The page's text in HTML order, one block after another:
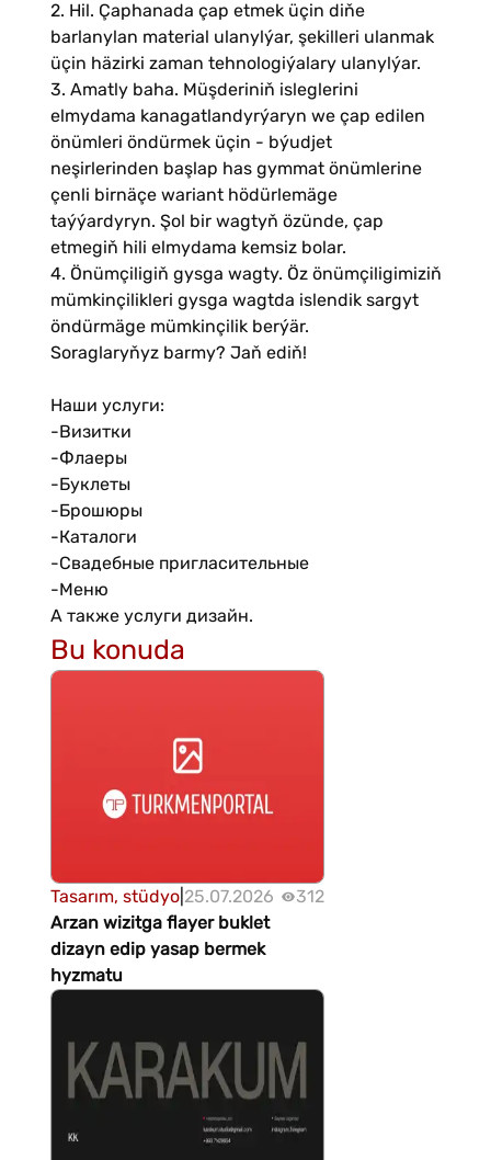
2. Hil. Çaphanada çap etmek üçin diňe
barlanylan material ulanylýar, şekilleri ulanmak
üçin häzirki zaman tehnologiýalary ulanylýar.
3. Amatly baha. Müşderiniň isleglerini
elmydama kanagatlandyrýaryn we çap edilen
önümleri öndürmek üçin - býudjet
neşirlerinden başlap has gymmat önümlerine
çenli birnäçe wariant hödürlemäge
taýýardyryn. Şol bir wagtyň özünde, çap
etmegiň hili elmydama kemsiz bolar.
4. Önümçiligiň gysga wagty. Öz önümçiligimiziň
mümkinçilikleri gysga wagtda islendik sargyt
öndürmäge mümkinçilik berýär.
Soraglaryňyz barmy? Jaň ediň!
Наши услуги:
-Визитки
-Флаеры
-Буклеты
-Брошюры
-Каталоги
-Свадебные пригласительные
-Меню
А также услуги дизайн.
Bu konuda
Tasarım, stüdyo| 25.07.2026
312
Arzan wizitga flayer buklet
dizayn edip yasap bermek
hyzmatu